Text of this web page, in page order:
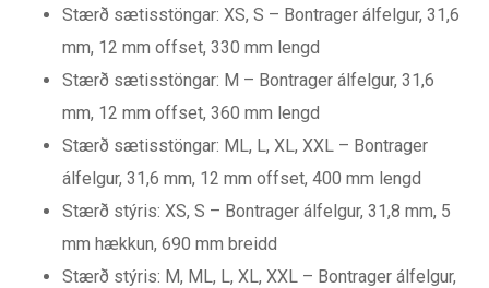
Stærð sætisstöngar: XS, S – Bontrager álfelgur, 31,6
mm, 12 mm offset, 330 mm lengd
Stærð sætisstöngar: M – Bontrager álfelgur, 31,6
mm, 12 mm offset, 360 mm lengd
Stærð sætisstöngar: ML, L, XL, XXL – Bontrager
álfelgur, 31,6 mm, 12 mm offset, 400 mm lengd
Stærð stýris: XS, S – Bontrager álfelgur, 31,8 mm, 5
mm hækkun, 690 mm breidd
Stærð stýris: M, ML, L, XL, XXL – Bontrager álfelgur,